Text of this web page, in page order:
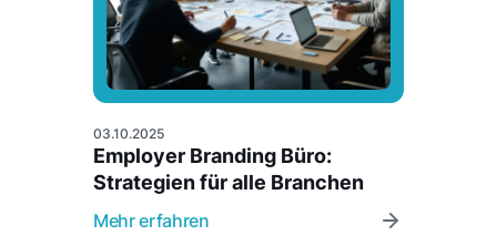
03.10.2025
Employer Branding Büro:
Strategien für alle Branchen
Mehr erfahren